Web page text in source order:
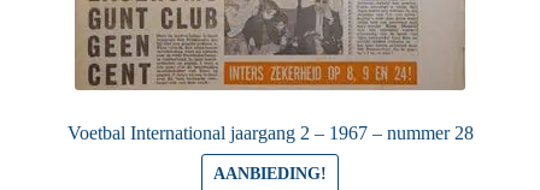
Voetbal International jaargang 2 – 1967 – nummer 28
AANBIEDING!